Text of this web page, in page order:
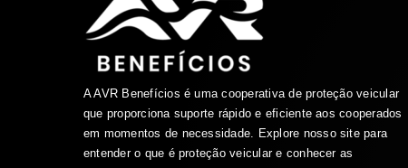
A AVR Benefícios é uma cooperativa de proteção veicular
que proporciona suporte rápido e eficiente aos cooperados
em momentos de necessidade. Explore nosso site para
entender o que é proteção veicular e conhecer as